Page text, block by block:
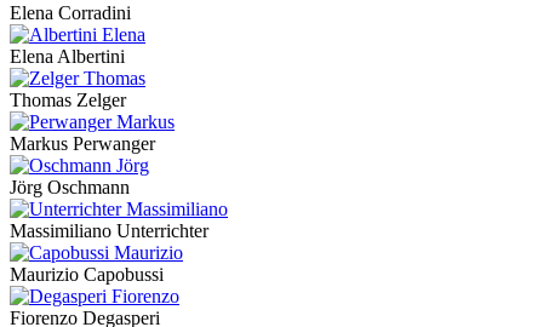
Elena Corradini
Elena Albertini
Thomas Zelger
Markus Perwanger
Jörg Oschmann
Massimiliano Unterrichter
Maurizio Capobussi
Fiorenzo Degasperi